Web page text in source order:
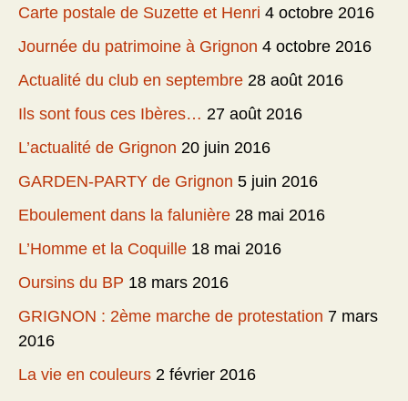
Carte postale de Suzette et Henri 4 octobre 2016
Journée du patrimoine à Grignon 4 octobre 2016
Actualité du club en septembre 28 août 2016
Ils sont fous ces Ibères… 27 août 2016
L’actualité de Grignon 20 juin 2016
GARDEN-PARTY de Grignon 5 juin 2016
Eboulement dans la falunière 28 mai 2016
L’Homme et la Coquille 18 mai 2016
Oursins du BP 18 mars 2016
GRIGNON : 2ème marche de protestation 7 mars
2016
La vie en couleurs 2 février 2016